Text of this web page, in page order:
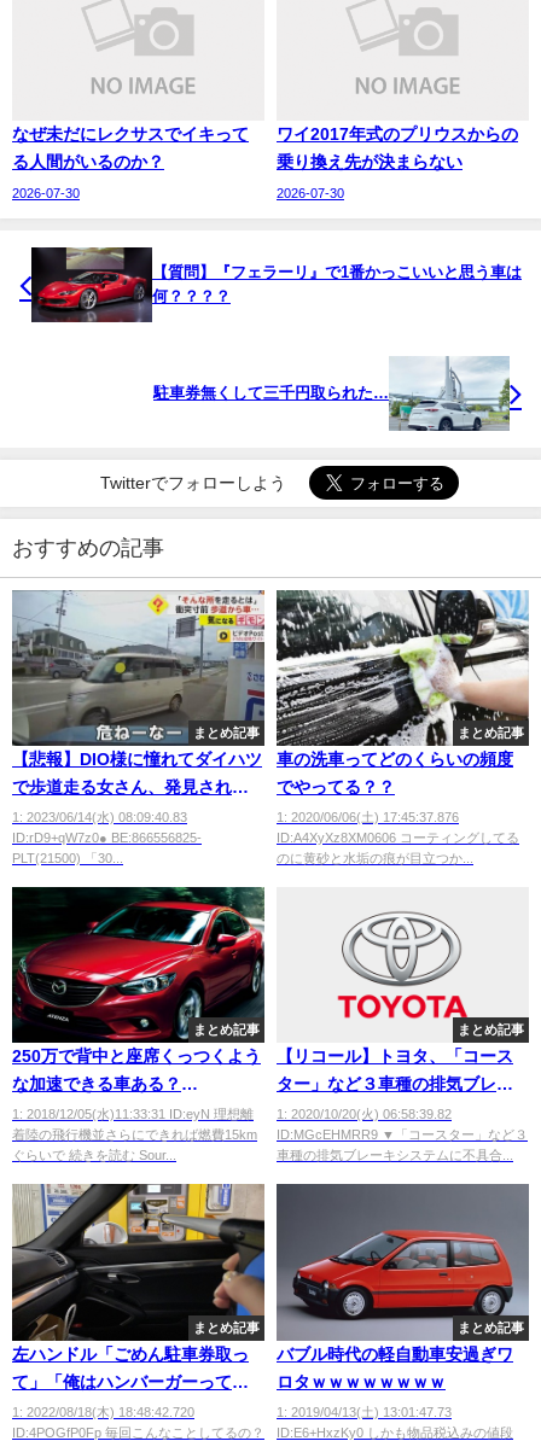
なぜ未だにレクサスでイキって
る人間がいるのか？
2026-07-30
ワイ2017年式のプリウスからの
乗り換え先が決まらない
2026-07-30
【質問】『フェラーリ』で1番かっこいいと思う車は
何？？？？
駐車券無くして三千円取られた…
Twitterでフォローしよう
おすすめの記事
まとめ記事
【悲報】DIO様に憧れてダイハツ
で歩道走る女さん、発見される
wwwwwww
1: 2023/06/14(水) 08:09:40.83
ID:rD9+qW7z0● BE:866556825-
PLT(21500) 「30...
まとめ記事
車の洗車ってどのくらいの頻度
でやってる？？
1: 2020/06/06(土) 17:45:37.876
ID:A4XyXz8XM0606 コーティングしてる
のに黄砂と水垢の痕が目立つか...
まとめ記事
250万で背中と座席くっつくよう
な加速できる車ある？
wwwwwwwww
1: 2018/12/05(水)11:33:31 ID:eyN 理想離
着陸の飛行機並さらにできれば燃費15km
ぐらいで 続きを読む Sour...
まとめ記事
【リコール】トヨタ、「コース
ター」など３車種の排気ブレー
キシステムに不具合
1: 2020/10/20(火) 06:58:39.82
ID:MGcEHMRR9 ▼「コースター」など３
車種の排気ブレーキシステムに不具合...
まとめ記事
左ハンドル「ごめん駐車券取っ
て」「俺はハンバーガーって言
って」
1: 2022/08/18(木) 18:48:42.720
ID:4POGfP0Fp 毎回こんなことしてるの？
まとめ記事
バブル時代の軽自動車安過ぎワ
ロタｗｗｗｗｗｗｗｗ
1: 2019/04/13(土) 13:01:47.73
ID:E6+HxzKy0 しかも物品税込みの値段